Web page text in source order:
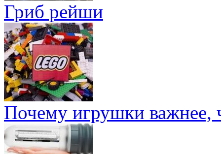
Гриб рейши
Почему игрушки важнее,